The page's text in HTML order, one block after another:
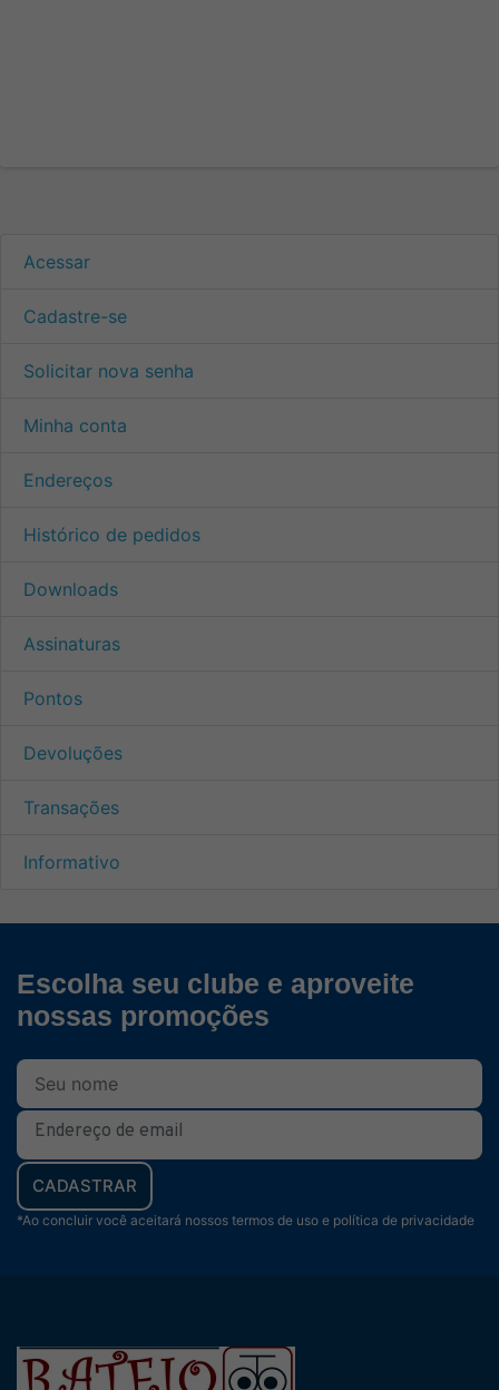
Acessar
Cadastre-se
Solicitar nova senha
Minha conta
Endereços
Histórico de pedidos
Downloads
Assinaturas
Pontos
Devoluções
Transações
Informativo
Escolha seu clube e aproveite
nossas promoções
CADASTRAR
*Ao concluir você aceitará nossos termos de uso e política de privacidade